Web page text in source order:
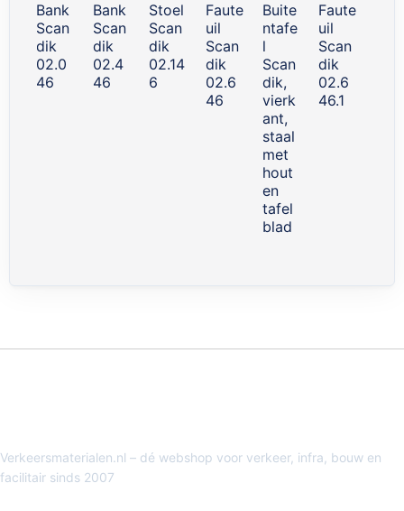
Bank
Scan
dik
02.0
46
Bank
Scan
dik
02.4
46
Stoel
Scan
dik
02.14
6
Faute
uil
Scan
dik
02.6
46
Buite
ntafe
l
Scan
dik,
vierk
ant,
staal
met
hout
en
tafel
blad
Faute
uil
Scan
dik
02.6
46.1
Verkeersmaterialen.nl – dé webshop voor verkeer, infra, bouw en
facilitair sinds 2007